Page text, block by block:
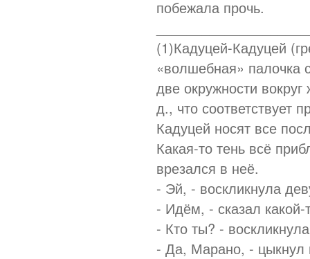
побежала прочь.
(1)Кадуцей-Кадуцей
«волшебная» палочка
две окружности
д., что соответствует
Кадуцей носят все
Какая-то тень всё
врезался в неё.
- Эй, - воскликнула
- Идём, - сказал
- Кто ты? -
- Да, Марано, - цыкнул